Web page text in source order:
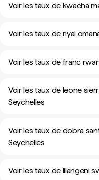
Voir les taux de kwacha
Voir les taux de riyal
Voir les taux de franc
Voir les taux de leone
Seychelles
Voir les taux de dobra
Seychelles
Voir les taux de lilangeni